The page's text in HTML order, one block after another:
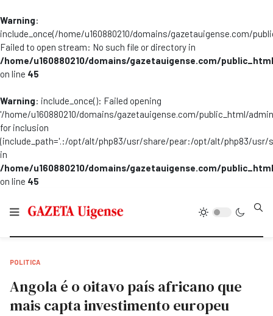
Warning:
include_once(/home/u160880210/domains/gazetauigense.com/
Failed to open stream: No such file or directory in
/home/u160880210/domains/gazetauigense.com/
on line 45
Warning: include_once(): Failed opening
'/home/u160880210/domains/gazetauigense.com/public_html/
for inclusion
(include_path='.:/opt/alt/php83/usr/share/pear:/opt/alt/php83/
in
/home/u160880210/domains/gazetauigense.com/
on line 45
POLITICA
Angola é o oitavo país africano que
mais capta investimento europeu